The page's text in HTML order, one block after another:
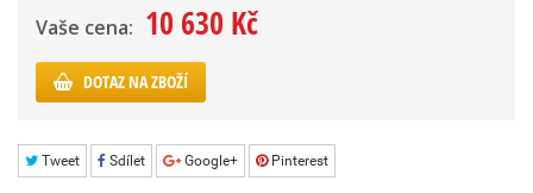
Vaše cena: 10 630 Kč
DOTAZ NA ZBOŽÍ
Tweet Sdílet Google+ Pinterest